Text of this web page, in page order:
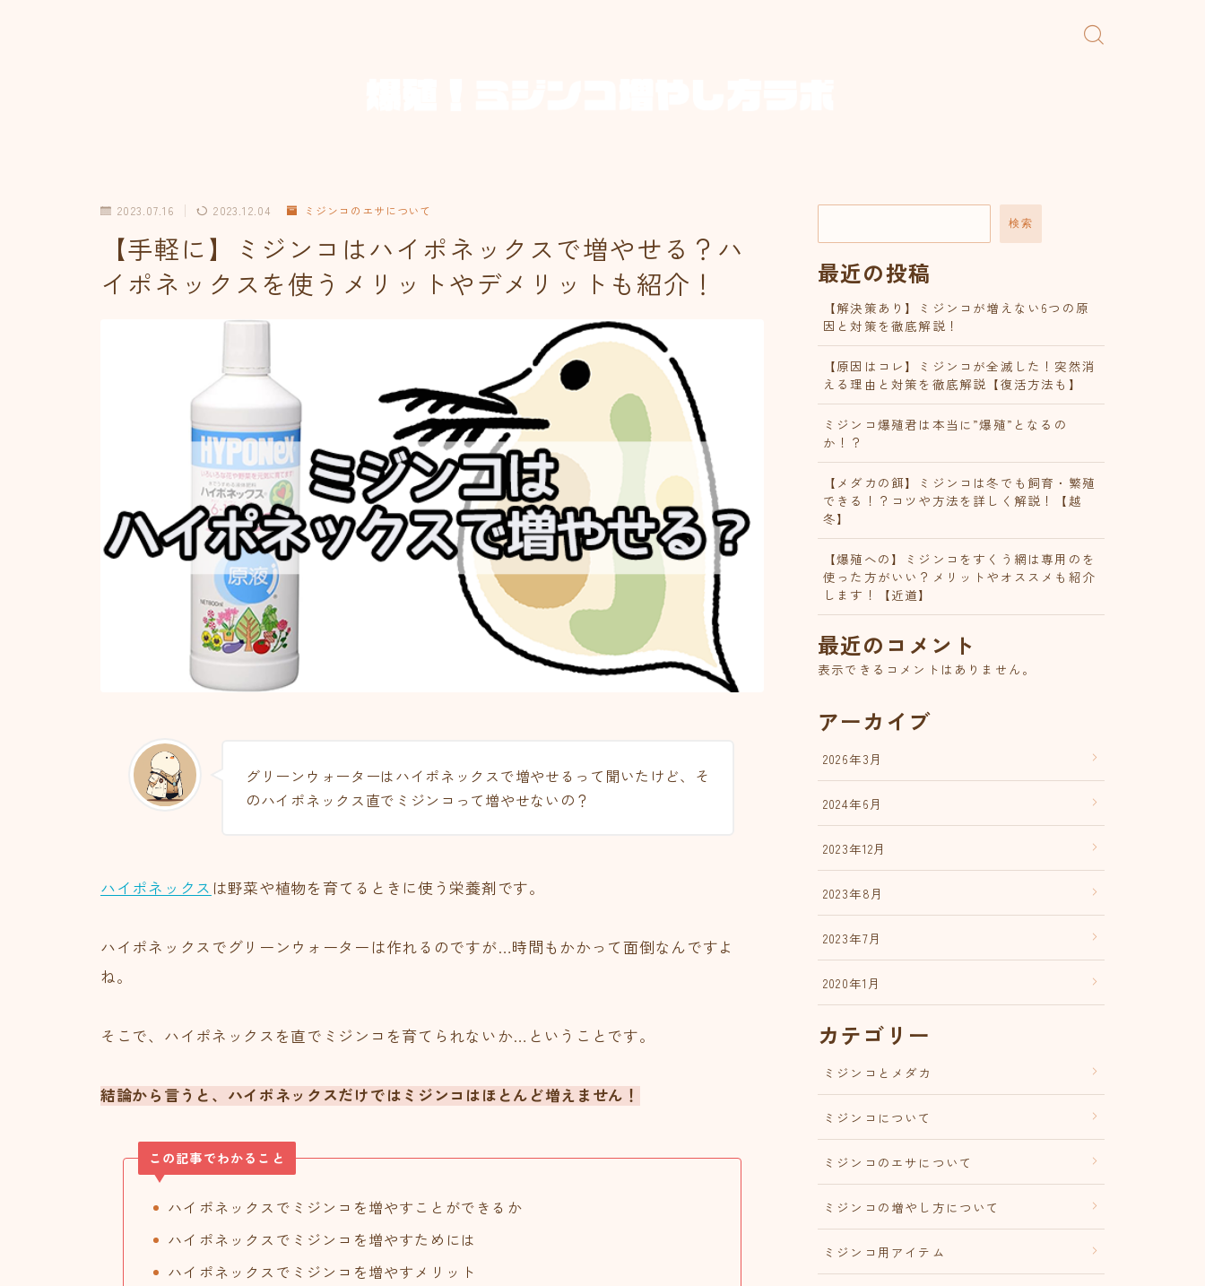
2023.07.16 2023.12.04 ミジンコのエサについて
【手軽に】ミジンコはハイポネックスで増やせる？ハ
イポネックスを使うメリットやデメリットも紹介！
グリーンウォーターはハイポネックスで増やせるって聞いたけど、そ
のハイポネックス直でミジンコって増やせないの？
ハイポネックス は野菜や植物を育てるときに使う栄養剤です。
ハイポネックスでグリーンウォーターは作れるのですが…時間もかかって面倒なんですよ
ね。
そこで、ハイポネックスを直でミジンコを育てられないか…ということです。
結論から言うと、ハイポネックスだけではミジンコはほとんど増えません！
この記事でわかること
ハイポネックスでミジンコを増やすことができるか
ハイポネックスでミジンコを増やすためには
ハイポネックスでミジンコを増やすメリット
検索
最近の投稿
【解決策あり】ミジンコが増えない6つの原
因と対策を徹底解説！
【原因はコレ】ミジンコが全滅した！突然消
える理由と対策を徹底解説【復活方法も】
ミジンコ爆殖君は本当に”爆殖”となるの
か！？
【メダカの餌】ミジンコは冬でも飼育・繁殖
できる！？コツや方法を詳しく解説！【越
冬】
【爆殖への】ミジンコをすくう網は専用のを
使った方がいい？メリットやオススメも紹介
します！【近道】
最近のコメント
表示できるコメントはありません。
アーカイブ
2026年3月
2024年6月
2023年12月
2023年8月
2023年7月
2020年1月
カテゴリー
ミジンコとメダカ
ミジンコについて
ミジンコのエサについて
ミジンコの増やし方について
ミジンコ用アイテム